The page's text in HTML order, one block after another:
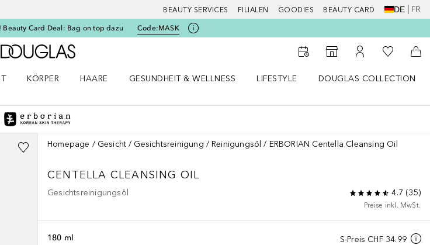
BEAUTY SERVICES FILIALEN GOODIES BEAUTY CARD DE FR
Beauty Card Deal: Bag on top dazu Code:MASK
Zur Douglas Startseite
Zum Storefinder
Zu Meinem
Zu Meiner
KÖRPER
HAARE
GESUNDHEIT & WELLNESS
LIFESTYLE
DOUGLAS COLLECTION
Homepage Gesicht Gesichtsreinigung Reinigungsöl ERBORIAN Centella Cleansing Oil
CENTELLA CLEANSING OIL
Gesichtsreinigungsöl 4.7 (35)
Preise inkl. MwSt.
S-Preis CHF 34.99
180 ml